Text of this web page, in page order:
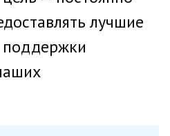
лучшие